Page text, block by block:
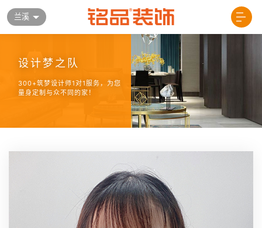
兰溪
设计梦之队
300+筑梦设计师1对1服务，为您
量身定制与众不同的家！